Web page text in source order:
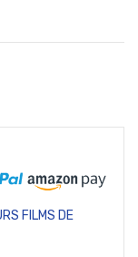
FILMS DE